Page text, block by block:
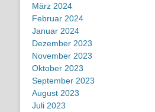
März 2024
Februar 2024
Januar 2024
Dezember 2023
November 2023
Oktober 2023
September 2023
August 2023
Juli 2023